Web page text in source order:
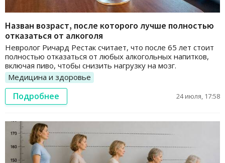
Назван возраст, после которого лучше полностью
отказаться от алкоголя
Невролог Ричард Рестак считает, что после 65 лет стоит
полностью отказаться от любых алкогольных напитков,
включая пиво, чтобы снизить нагрузку на мозг.
Медицина и здоровье
Подробнее 24 июля, 17:58